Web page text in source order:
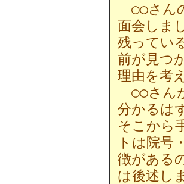
○○さん
面会しま
残ってい
前が見つ
理由を考
○○さん
分かるは
そこから
トは院号
徴がある
は後述し